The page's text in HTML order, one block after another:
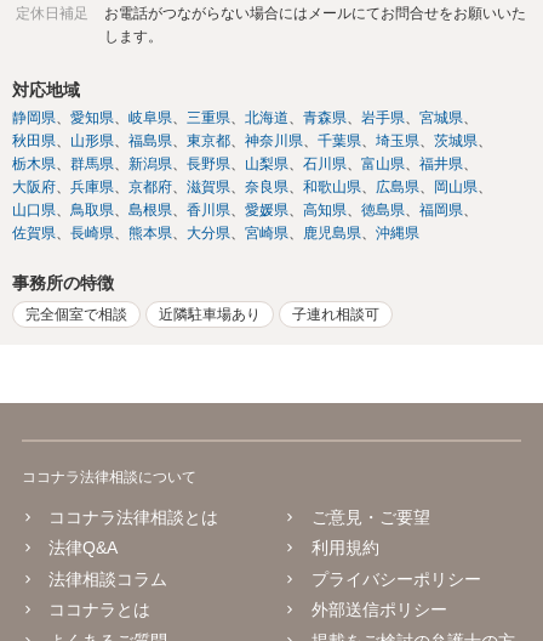
定休日補足
お電話がつながらない場合にはメールにてお問合せをお願いいた
します。
対応地域
静岡県 愛知県 岐阜県 三重県 北海道 青森県 岩手県
宮城県
秋田県
山形県 福島県 東京都 神奈川県 千葉県 埼玉県
茨城県
栃木県
群馬県 新潟県 長野県 山梨県 石川県 富山県
福井県
大阪府
兵庫県 京都府 滋賀県 奈良県 和歌山県 広島県
岡山県
山口県
鳥取県 島根県 香川県 愛媛県 高知県 徳島県
福岡県
佐賀県
長崎県 熊本県 大分県 宮崎県 鹿児島県 沖縄県
事務所の特徴
完全個室で相談 近隣駐車場あり 子連れ相談可
ココナラ法律相談について
ココナラ法律相談とは
法律Q&A
法律相談コラム
ココナラとは
ご意見・ご要望
利用規約
プライバシーポリシー
外部送信ポリシー